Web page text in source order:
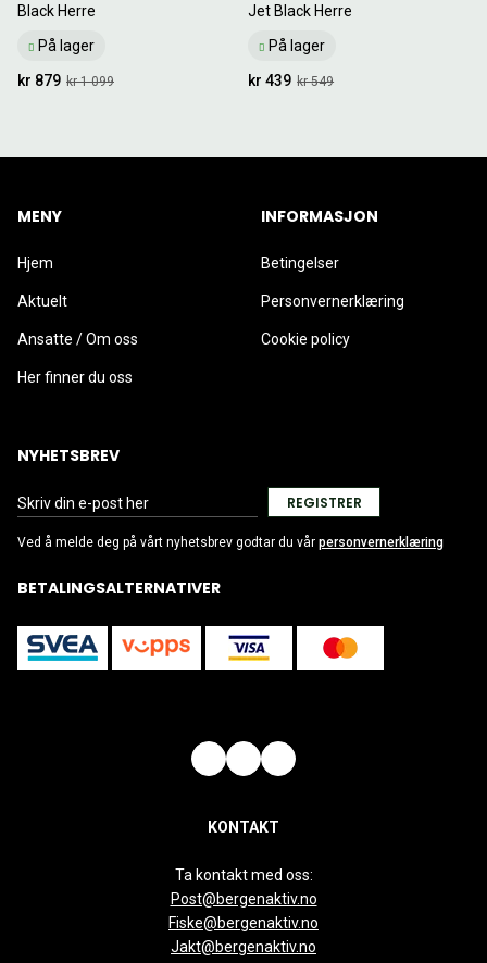
Black Herre
På lager
kr 1 099
kr 879
Jet Black Herre
På lager
kr 549
kr 439
MENY
Hjem
Aktuelt
Ansatte / Om oss
Her finner du oss
INFORMASJON
Betingelser
Personvernerklæring
Cookie policy
NYHETSBREV
REGISTRER
Ved å melde deg på vårt nyhetsbrev godtar du vår personvernerklæring
BETALINGSALTERNATIVER
KONTAKT
Ta kontakt med oss:
Post@bergenaktiv.no
Fiske@bergenaktiv.no
Jakt@bergenaktiv.no